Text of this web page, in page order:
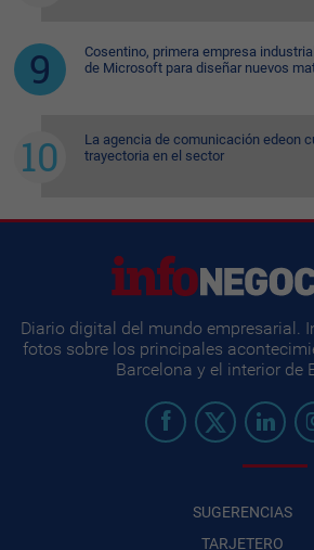
Cosentino, primera empresa
de Microsoft para diseñar nuevos
La agencia de comunicación edeon
trayectoria en el sector
Diario digital del mundo empresarial.
fotos sobre los principales
Barcelona y el interior de
SUGERENCIAS
TARJETERO